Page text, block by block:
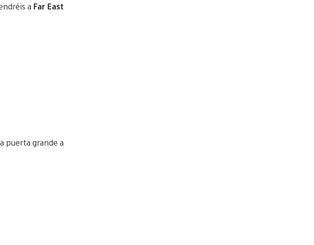
a Far East
puerta grande a